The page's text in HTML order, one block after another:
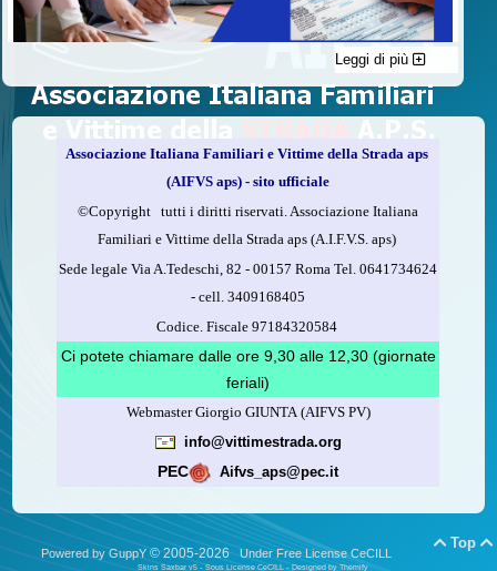
C'è un modo di contribuire alle attività dell’A.I.F.V.S. a favore
delle vittime della strada e per dare giustizia ai superstiti ed ai
loro familiari che non costa nulla: devolvere il 5 per mille della
propria dichiarazione dei redditi all’A.I.F.V.S.
Compila la scheda CUD o del modello 730.
Firma nel riquadro indicato come “Sostegno delle
organizzazioni non lucrative di utilità sociale, delle associazioni
Indica nel riquadro il codice fiscale dell’A.I.F.V.S.:
97184320584
Leggi come fare
(versione stampabile)
Leggi di più
Associazione Italiana Familiari e Vittime della Strada aps
(AIFVS aps) - sito ufficiale
©​Copyright tutti i diritti riservati. Associazione Italiana
Familiari e Vittime della Strada aps (A.I.F.V.S. aps)
Sede legale Via A.Tedeschi, 82 - 00157 Roma Tel. 0641734624
-cell.3409168405
Codice. Fiscale 97184320584
Ci potete chiamare dalle ore 9,30 alle 12,30 (giornate
feriali)
Webmaster Giorgio GIUNTA (AIFVS PV)
info@vittimestrada.org
PEC Aifvs_aps@pec.it
Top 
Powered by GuppY © 2005-2026 Under Free License CeCILL
Skins Saxbar v5 -Sous License CeCILL - Designed by Themify